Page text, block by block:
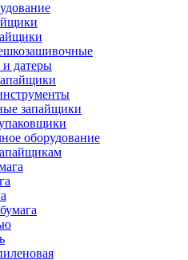
датеры
запайщики
оборудование